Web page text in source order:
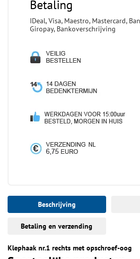
Betaling
IDeal, Visa, Maestro, Mastercard,
Giropay, Bankoverschrijving
Beschrijving
Betaling en verzending
Klephaak nr.1 rechts met opschroef-oog